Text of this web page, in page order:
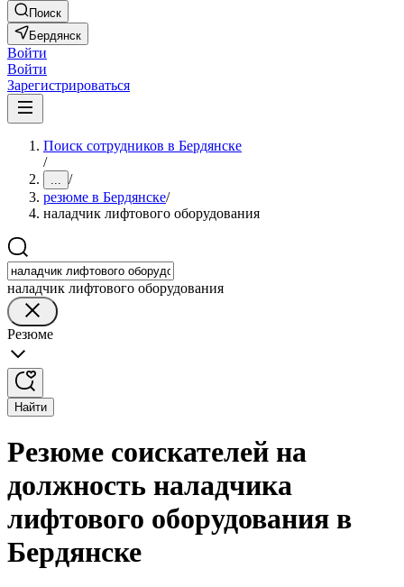
Поиск
Бердянск
Войти
Войти
Зарегистрироваться
Поиск сотрудников в Бердянске
/
... /
резюме в Бердянске/
наладчик лифтового оборудования
наладчик лифтового оборудования
Резюме
Найти
Резюме соискателей на
должность наладчика
лифтового оборудования в
Бердянске